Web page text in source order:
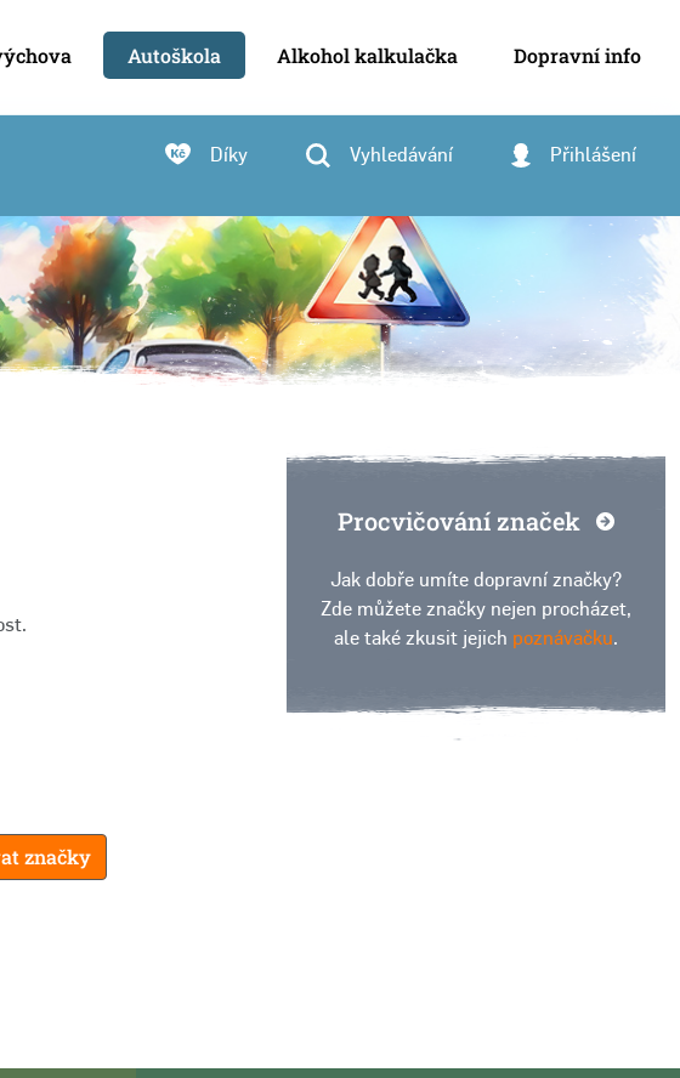
Autoškola Alkohol kalkulačka Dopravní info
Díky Vyhledávání Přihlášení
značky
Procvičování značek
Jak dobře umíte dopravní značky?
Zde můžete značky nejen procházet,
ale také zkusit jejich poznávačku.